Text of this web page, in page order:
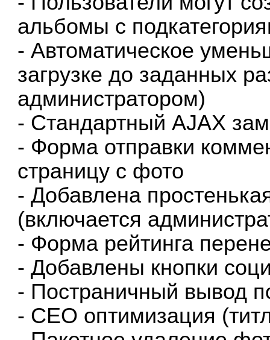
альбомы с
- Автоматическое
загрузке до заданных
администратором)
- Стандартный AJAX
- Форма отправки
страницу с фото
- Добавлена
(включается
- Форма рейтинга
- Добавлены кнопки
- Постраничный вывод
- СЕО оптимизация